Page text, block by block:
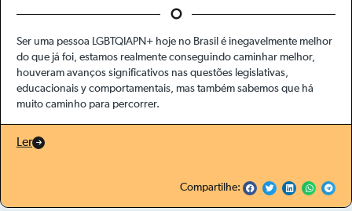
Ser uma pessoa LGBTQIAPN+ hoje no Brasil é inegavelmente melhor
do que já foi, estamos realmente conseguindo caminhar melhor,
houveram avanços significativos nas questões legislativas,
educacionais y comportamentais, mas também sabemos que há
muito caminho para percorrer.
Ler
Compartilhe: